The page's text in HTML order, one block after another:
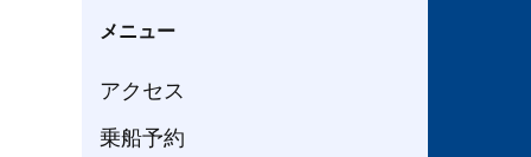
メニュー
アクセス
乗船予約